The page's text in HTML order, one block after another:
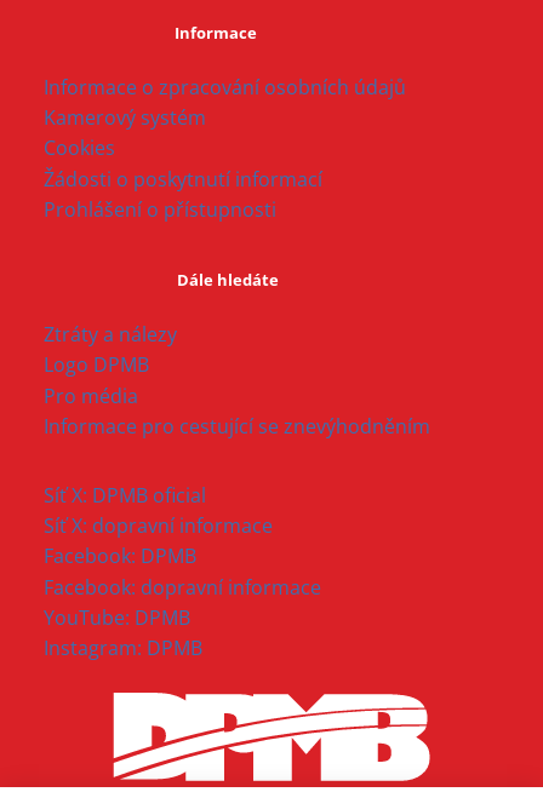
Informace
Informace o zpracování osobních údajů
Kamerový systém
Cookies
Žádosti o poskytnutí informací
Prohlášení o přístupnosti
Dále hledáte
Ztráty a nálezy
Logo DPMB
Pro média
Informace pro cestující se znevýhodněním
Síť X: DPMB oficial
Síť X: dopravní informace
Facebook: DPMB
Facebook: dopravní informace
YouTube: DPMB
Instagram: DPMB